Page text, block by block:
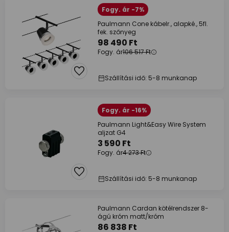
Fogy. ár -7%
Paulmann Cone kábelr., alapké., 5fl.
fek. szőnyeg
98 490 Ft
Fogy. ár106 517 Ft
Szállítási idő: 5-8 munkanap
Fogy. ár -16%
Paulmann Light&Easy Wire System
aljzat G4
3 590 Ft
Fogy. ár4 273 Ft
Szállítási idő: 5-8 munkanap
Paulmann Cardan kötélrendszer 8-
ágú króm matt/króm
86 838 Ft